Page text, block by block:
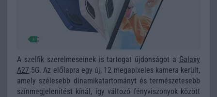
A szelfik szerelmeseinek is tartogat újdonságot a Galaxy
A27 5G. Az előlapra egy új, 12 megapixeles kamera került,
amely szélesebb dinamikatartományt és természetesebb
színmegjelenítést kínál, így változó fényviszonyok között